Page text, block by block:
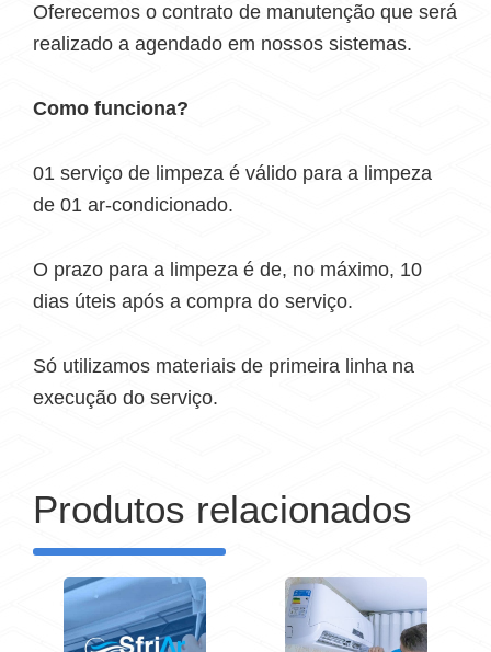
Oferecemos o contrato de manutenção que será
realizado a agendado em nossos sistemas.
Como funciona?
01 serviço de limpeza é válido para a limpeza
de 01 ar-condicionado.
O prazo para a limpeza é de, no máximo, 10
dias úteis após a compra do serviço.
Só utilizamos materiais de primeira linha na
execução do serviço.
Produtos relacionados